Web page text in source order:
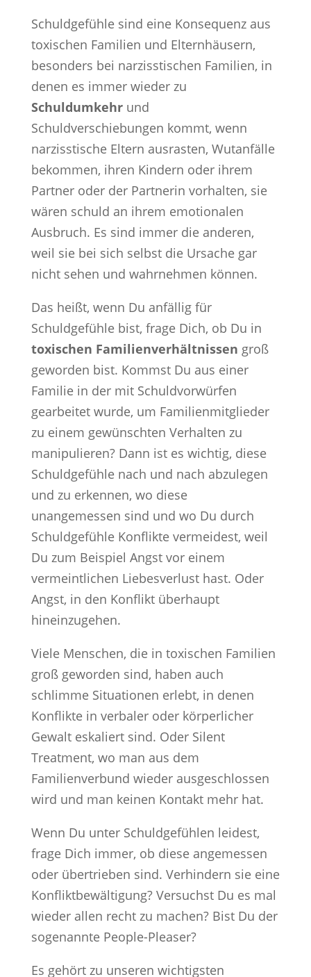
Schuldgefühle sind eine Konsequenz aus
toxischen Familien und Elternhäusern,
besonders bei narzisstischen Familien, in
denen es immer wieder zu
Schuldumkehrund
Schuldverschiebungen kommt, wenn
narzisstische Eltern ausrasten, Wutanfälle
bekommen, ihren Kindern oder ihrem
Partner oder der Partnerin vorhalten, sie
wären schuld an ihrem emotionalen
Ausbruch. Es sind immer die anderen,
weil sie bei sich selbst die Ursache gar
nicht sehen und wahrnehmen können.
Das heißt, wenn Du anfällig für
Schuldgefühle bist, frage Dich, ob Du in
toxischen Familienverhältnissen groß
geworden bist. Kommst Du aus einer
Familie in der mit Schuldvorwürfen
gearbeitet wurde, um Familienmitglieder
zu einem gewünschten Verhalten zu
manipulieren? Dann ist es wichtig, diese
Schuldgefühle nach und nach abzulegen
und zu erkennen, wo diese
unangemessen sind und wo Du durch
Schuldgefühle Konflikte vermeidest, weil
Du zum Beispiel Angst vor einem
vermeintlichen Liebesverlust hast. Oder
Angst, in den Konflikt überhaupt
hineinzugehen.
Viele Menschen, die in toxischen Familien
groß geworden sind, haben auch
schlimme Situationen erlebt, in denen
Konflikte in verbaler oder körperlicher
Gewalt eskaliert sind. Oder Silent
Treatment, wo man aus dem
Familienverbund wieder ausgeschlossen
wird und man keinen Kontakt mehr hat.
Wenn Du unter Schuldgefühlen leidest,
frage Dich immer, ob diese angemessen
oder übertrieben sind. Verhindern sie eine
Konfliktbewältigung? Versuchst Du es mal
wieder allen recht zu machen? Bist Du der
sogenannte People-Pleaser?
Es gehört zu unseren wichtigsten